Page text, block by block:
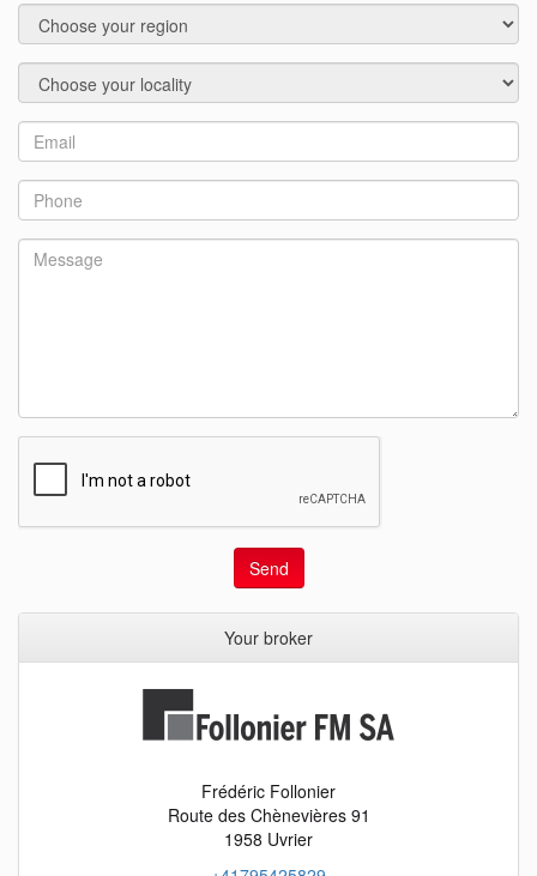
Region
Locality
Send
Your broker
Frédéric Follonier
Route des Chènevières 91
1958 Uvrier